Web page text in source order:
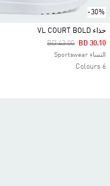
-30%
Selected
حذاء VL COURT BOLD
Price Reduced From
BD 43.00ToBD 30.10
النساء Sportswear
6 Colours